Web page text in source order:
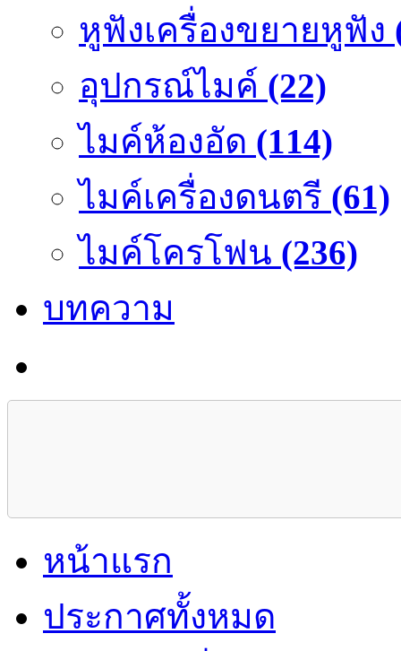
หูฟังเครื่องขยายหูฟัง
อุปกรณ์ไมค์ (22)
ไมค์ห้องอัด (114)
ไมค์เครื่องดนตรี (61)
ไมค์โครโฟน (236)
บทความ
หน้าแรก
ประกาศทั้งหมด